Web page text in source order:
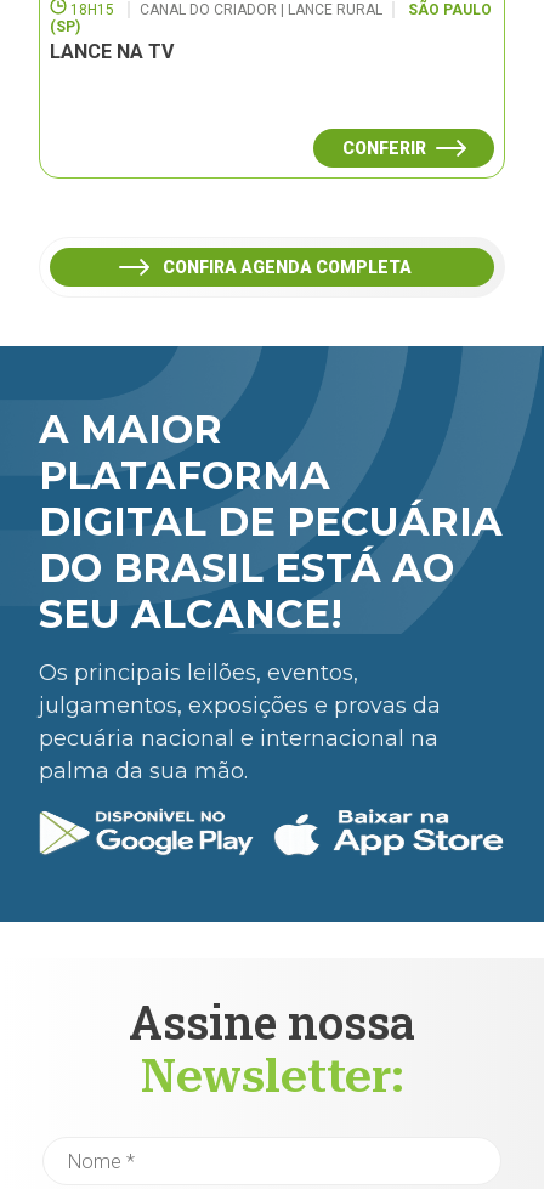
18H15 CANAL DO CRIADOR | LANCE RURAL
SÃO PAULO
(SP)
LANCE NA TV
CONFERIR
CONFIRA AGENDA COMPLETA
A MAIOR
PLATAFORMA
DIGITAL DE PECUÁRIA
DO BRASIL ESTÁ AO
SEU ALCANCE!
Os principais leilões, eventos,
julgamentos, exposições e provas da
pecuária nacional e internacional na
palma da sua mão.
Assine nossa
Newsletter: